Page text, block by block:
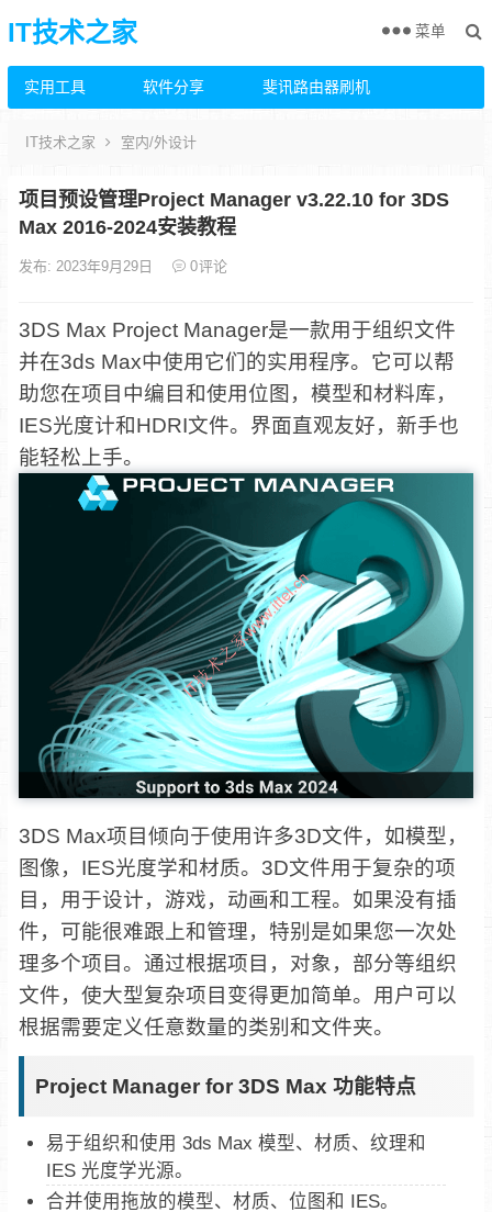
IT技术之家
实用工具 软件分享 斐讯路由器刷机
菜单
IT技术之家 室内/外设计
项目预设管理Project Manager v3.22.10 for 3DS
Max 2016-2024安装教程
发布: 2023年9月29日 0评论
3DS Max Project Manager是一款用于组织文件
并在3ds Max中使用它们的实用程序。它可以帮
助您在项目中编目和使用位图，模型和材料库，
IES光度计和HDRI文件。界面直观友好，新手也
能轻松上手。
3DS Max项目倾向于使用许多3D文件，如模型，
图像，IES光度学和材质。3D文件用于复杂的项
目，用于设计，游戏，动画和工程。如果没有插
件，可能很难跟上和管理，特别是如果您一次处
理多个项目。通过根据项目，对象，部分等组织
文件，使大型复杂项目变得更加简单。用户可以
根据需要定义任意数量的类别和文件夹。
Project Manager for 3DS Max 功能特点
易于组织和使用 3ds Max 模型、材质、纹理和
IES 光度学光源。
合并使用拖放的模型、材质、位图和 IES。